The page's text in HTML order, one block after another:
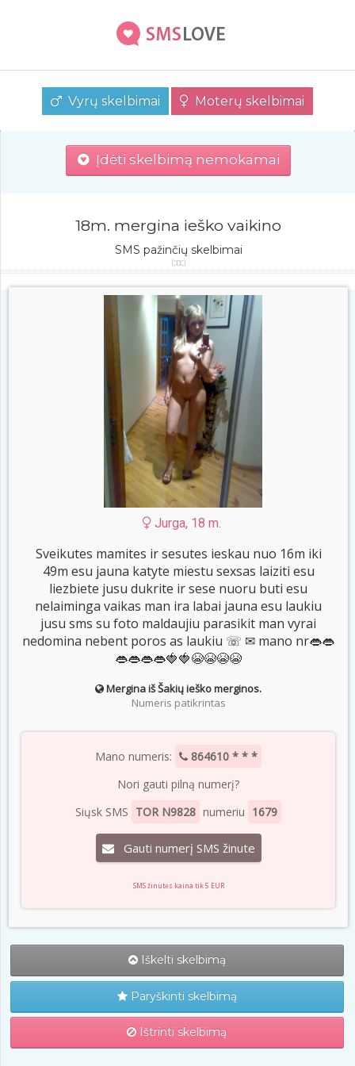
Vyrų skelbimai Moterų skelbimai
Įdėti skelbimą nemokamai
18m. mergina ieško vaikino
SMS pažinčių skelbimai
Jurga, 18 m.
Sveikutes mamites ir sesutes ieskau nuo 16m iki
49m esu jauna katyte miestu sexsas laiziti esu
liezbiete jusu dukrite ir sese nuoru buti esu
nelaiminga vaikas man ira labai jauna esu laukiu
jusu sms su foto maldaujiu parasikit man vyrai
nedomina nebent poros as laukiu ☏ ✉ mano nr👄👄
👄👄👄👄🍓🍓😭😭😭😭
Mergina iš Šakių ieško merginos.
Numeris patikrintas
Mano numeris:
864610 * * *
Nori gauti pilną numerį?
Siųsk SMS TOR N9828 numeriu 1679
Gauti numerį SMS žinute
SMS žinutės kaina tik 5 EUR
Iškelti skelbimą
Paryškinti skelbimą
Ištrinti skelbimą